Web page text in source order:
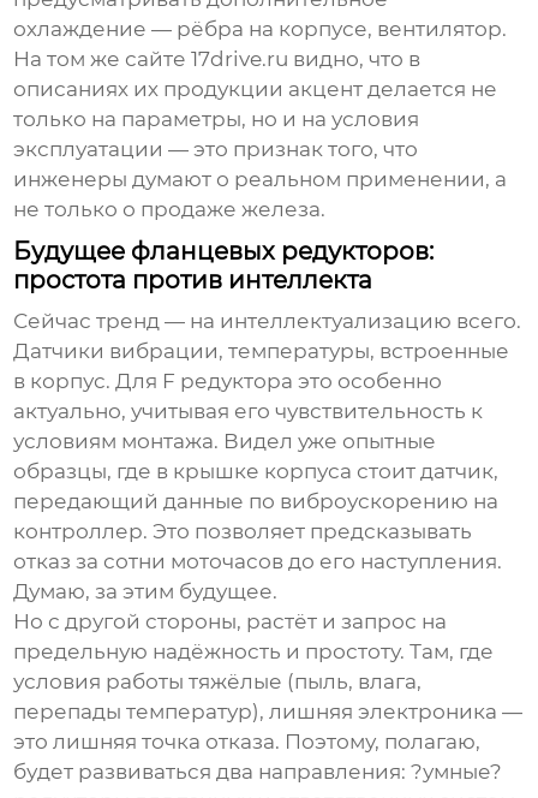
охлаждение — рёбра на корпусе, вентилятор.
На том же сайте17drive.ru видно, что в
описаниях их продукции акцент делается не
только на параметры, но и на условия
эксплуатации — это признак того, что
инженеры думают о реальном применении, а
не только о продаже железа.
Будущее фланцевых редукторов:
простота против интеллекта
Сейчас тренд — на интеллектуализацию всего.
Датчики вибрации, температуры, встроенные
в корпус. Для F редуктора это особенно
актуально, учитывая его чувствительность к
условиям монтажа. Видел уже опытные
образцы, где в крышке корпуса стоит датчик,
передающий данные по виброускорению на
контроллер. Это позволяет предсказывать
отказ за сотни моточасов до его наступления.
Думаю, за этим будущее.
Но с другой стороны, растёт и запрос на
предельную надёжность и простоту. Там, где
условия работы тяжёлые (пыль, влага,
перепады температур), лишняя электроника —
это лишняя точка отказа. Поэтому, полагаю,
будет развиваться два направления: ?умные?